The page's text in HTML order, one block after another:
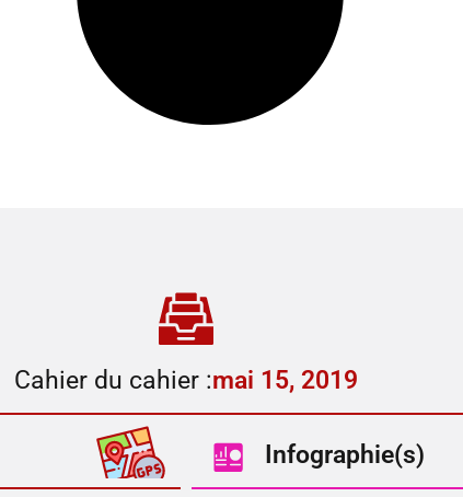
Cahier du cahier :mai 15, 2019
Infographie(s)